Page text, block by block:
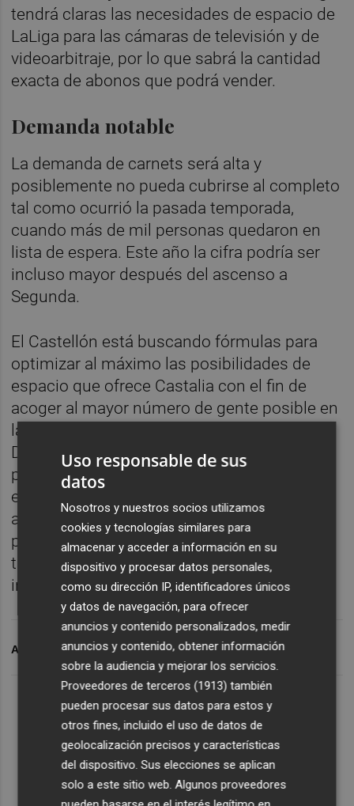
tendrá claras las necesidades de espacio de
LaLiga para las cámaras de televisión y de
videoarbitraje, por lo que sabrá la cantidad
exacta de abonos que podrá vender.
Demanda notable
La demanda de carnets será alta y
posiblemente no pueda cubrirse al completo
tal como ocurrió la pasada temporada,
cuando más de mil personas quedaron en
lista de espera. Este año la cifra podría ser
incluso mayor después del ascenso a
Segunda.
El Castellón está buscando fórmulas para
optimizar al máximo las posibilidades de
espacio que ofrece Castalia con el fin de
acoger al mayor número de gente posible en
la vuelta de los
De momento ya se han reducido los pases
para patrocinadores y colaboradores. Pero
esta medida solo permitirá que el tope de
abonados sea similar a los 13.183 de la
pasada temporada. Y es que el estadio
también perderá asientos debido a la
instalación de las nuevas cámaras.
ARCHIVADO EN CD CASTELLON
Uso responsable de sus
datos
Nosotros y nuestros socios utilizamos
cookies y tecnologías similares para
almacenar y acceder a información en su
dispositivo y procesar datos personales,
como su dirección IP, identificadores únicos
y datos de navegación, para ofrecer
anuncios y contenido personalizados, medir
anuncios y contenido, obtener información
sobre la audiencia y mejorar los servicios.
Proveedores de terceros (1913) también
pueden procesar sus datos para estos y
otros fines, incluido el uso de datos de
geolocalización precisos y características
del dispositivo. Sus elecciones se aplican
solo a este sitio web. Algunos proveedores